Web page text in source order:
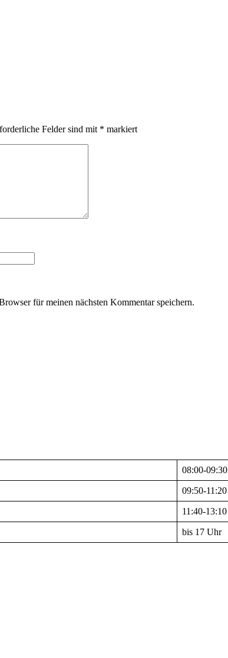
Felder sind mit * markiert
für meinen nächsten Kommentar speichern.
08:00-09:30
09:50-11:20
11:40-13:10
bis 17 Uhr